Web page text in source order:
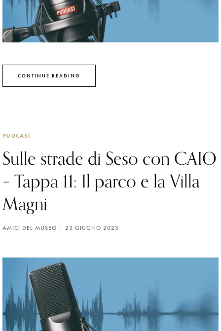
CONTINUE READING
PODCAST
Sulle strade di Seso con CAIO
– Tappa 11: Il parco e la Villa
Magni
AMICI DEL MUSEO 23 GIUGNO 2023